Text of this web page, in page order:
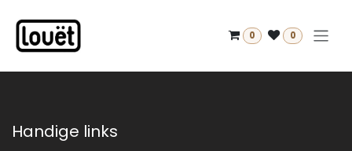
0 0
Handige links